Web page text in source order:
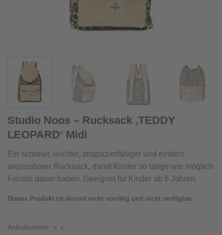
Studio Noos – Rucksack ‚TEDDY
LEOPARD‘ Midi
Ein schöner, leichter, strapazierfähiger und einfach
anpassbarer Rucksack, damit Kinder so lange wie möglich
Freude daran haben. Geeignet für Kinder ab 6 Jahren.
Dieses Produkt ist derzeit nicht vorrätig und nicht verfügbar.
Artikelnummer: n. v.